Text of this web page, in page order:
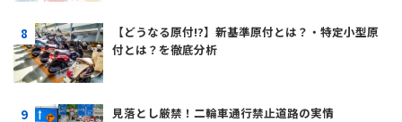
【どうなる原付!?】新基準原付とは？・特定小型原
付とは？を徹底分析
見落とし厳禁！二輪車通行禁止道路の実情